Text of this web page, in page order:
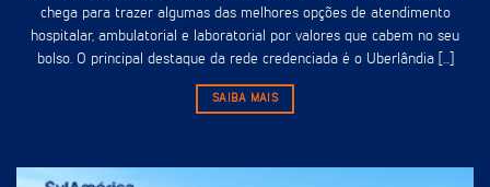
chega para trazer algumas das melhores opções de atendimento
hospitalar, ambulatorial e laboratorial por valores que cabem no seu
bolso. O principal destaque da rede credenciada é o Uberlândia [...]
SAIBA MAIS